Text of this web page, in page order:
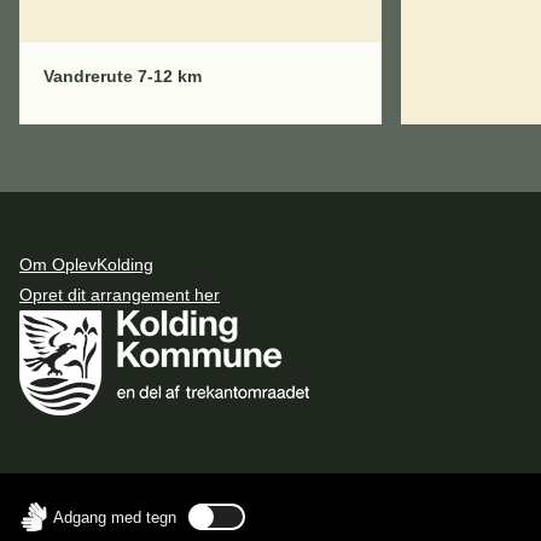
Vandrerute 7-12 km
Om OplevKolding
Opret dit arrangement her
Adgang med tegn